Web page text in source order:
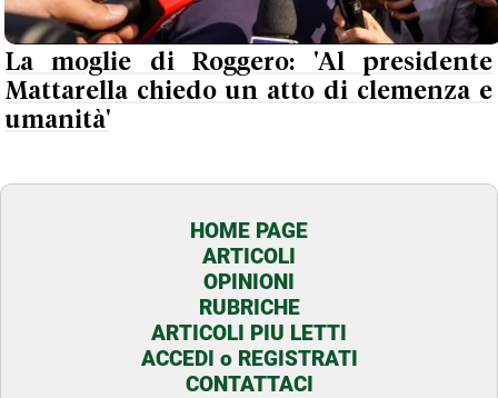
La moglie di Roggero: 'Al presidente
Mattarella chiedo un atto di clemenza e
umanità'
HOME PAGE
ARTICOLI
OPINIONI
RUBRICHE
ARTICOLI PIU LETTI
ACCEDI o REGISTRATI
CONTATTACI